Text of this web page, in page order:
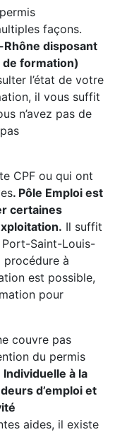
façons.
disposant
de formation)
l’état de votre
il vous suffit
n’avez pas de
CPF ou qui ont
. Pôle Emploi est
certaines
Il suffit
Saint-Louis-
procédure à
est possible,
pour
couvre pas
du permis
Individuelle à la
d’emploi et
aides, il existe